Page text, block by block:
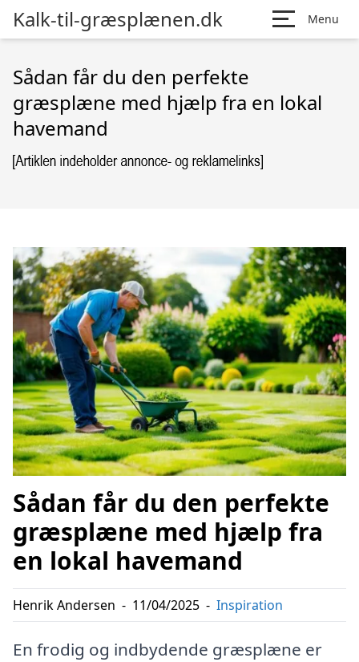
Kalk-til-græsplænen.dk Menu
Sådan får du den perfekte
græsplæne med hjælp fra en lokal
havemand
Sådan får du den perfekte
græsplæne med hjælp fra
en lokal havemand
Henrik Andersen - 11/04/2025 - Inspiration
En frodig og indbydende græsplæne er